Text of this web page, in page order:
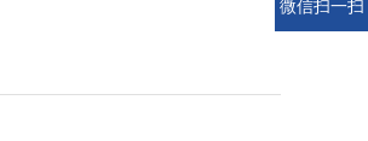
微信扫一扫